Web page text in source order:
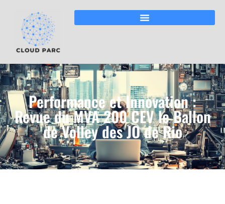
Performance et Innovation :
Revue du MVA 200 CEV le Ballon
de Volley des JO de Rio